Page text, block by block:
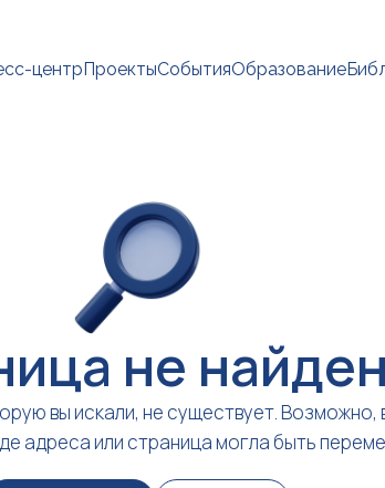
центрПроектыСобытияОбразование
не
вы искали, не существует. Возможно,
адреса или страница могла быть